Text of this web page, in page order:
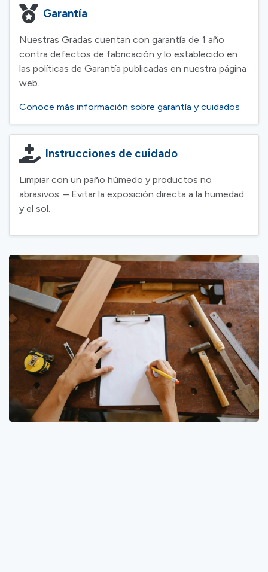
Garantía
Nuestras Gradas cuentan con garantía de 1 año
contra defectos de fabricación y lo establecido en
las políticas de Garantía publicadas en nuestra página
web.
Conoce más información sobre garantía y cuidados
Instrucciones de cuidado
Limpiar con un paño húmedo y productos no
abrasivos. – Evitar la exposición directa a la humedad
y el sol.